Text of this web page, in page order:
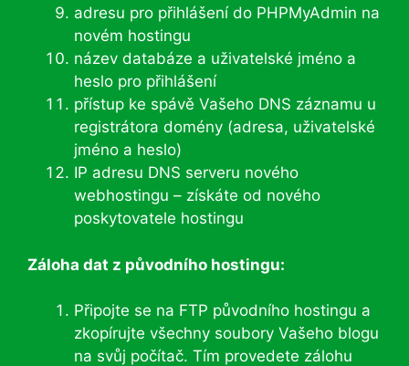
adresu pro přihlášení do PHPMyAdmin na
novém hostingu
název databáze a uživatelské jméno a
heslo pro přihlášení
přístup ke spávě Vašeho DNS záznamu u
registrátora domény (adresa, uživatelské
jméno a heslo)
IP adresu DNS serveru nového
webhostingu – získáte od nového
poskytovatele hostingu
Záloha dat z původního hostingu:
Připojte se na FTP původního hostingu a
zkopírujte všechny soubory Vašeho blogu
na svůj počítač. Tím provedete zálohu